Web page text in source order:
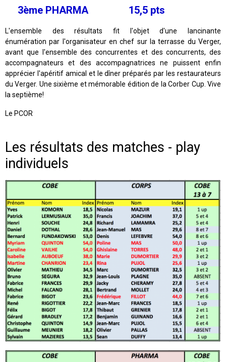
3ème PHARMA 15,5 pts
L'ensemble des résultats fit l'objet d'une lancinante
énumération par l'organisateur en chef sur la terrasse du Verger,
avant que l'ensemble des concurrentes et des concurrents, des
accompagnateurs et des accompagnatrices ne puissent enfin
apprécier l'apéritif amical et le dîner préparés par les restaurateurs
du Verger. Une sixième et mémorable édition de la Corber Cup. Vive
la septième!
Le PCOR
Les résultats des matches - play
individuels